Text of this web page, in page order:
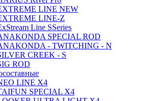
LINE NEW
LINE-Z
Line SSeries
SPECIAL ROD
- TWITCHING - N
CREEK - S
ROD
LINE X4
SPECIAL X4